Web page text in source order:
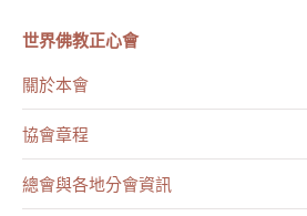
世界佛教正心會
關於本會
協會章程
總會與各地分會資訊